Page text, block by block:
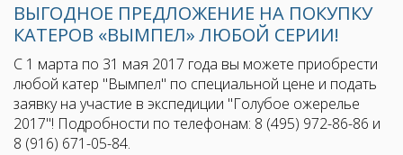
ВЫГОДНОЕ ПРЕДЛОЖЕНИЕ НА ПОКУПКУ
КАТЕРОВ «ВЫМПЕЛ» ЛЮБОЙ СЕРИИ!
С 1 марта по 31 мая 2017 года вы можете приобрести
любой катер "Вымпел" по специальной цене и подать
заявку на участие в экспедиции "Голубое ожерелье
2017"! Подробности по телефонам: 8 (495) 972-86-86 и
8 (916) 671-05-84.